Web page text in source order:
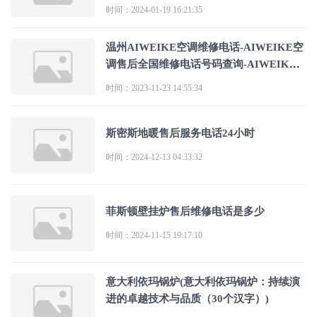
时间：2024-01-19 16:21:35
温州AIWEIKE空调维修电话-AIWEIKE空
调售后全国维修电话号码查询-AIWEIKE
时间：2023-11-23 14:55:34
斯密斯地暖售后服务电话24小时
时间：2024-12-13 04:33:32
菲斯顿壁挂炉售后维修电话是多少
时间：2024-11-15 19:17:10
意大利依玛锅炉(意大利依玛锅炉：持续演
进的卓越技术与品质（30个汉字）)